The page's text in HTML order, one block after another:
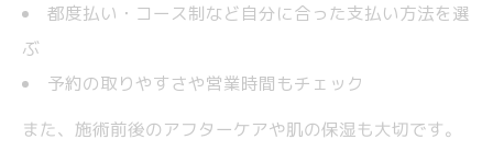
都度払い・コース制など自分に合った支払い方法を選
ぶ
予約の取りやすさや営業時間もチェック
また、施術前後のアフターケアや肌の保湿も大切です。